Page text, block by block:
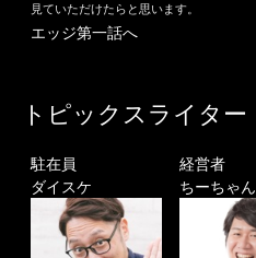
見ていただけたらと思います。
エッジ第一話へ
トピックスライター
駐在員
ダイスケ
経営者
ちーちゃん